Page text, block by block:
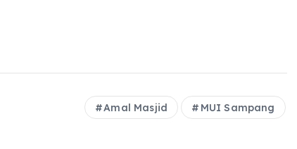
Amal Masjid MUI Sampang